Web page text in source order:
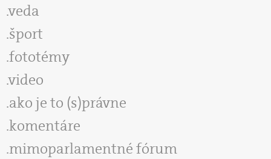
veda
šport
fototémy
video
ako je to (s)právne
komentáre
mimoparlamentné fórum